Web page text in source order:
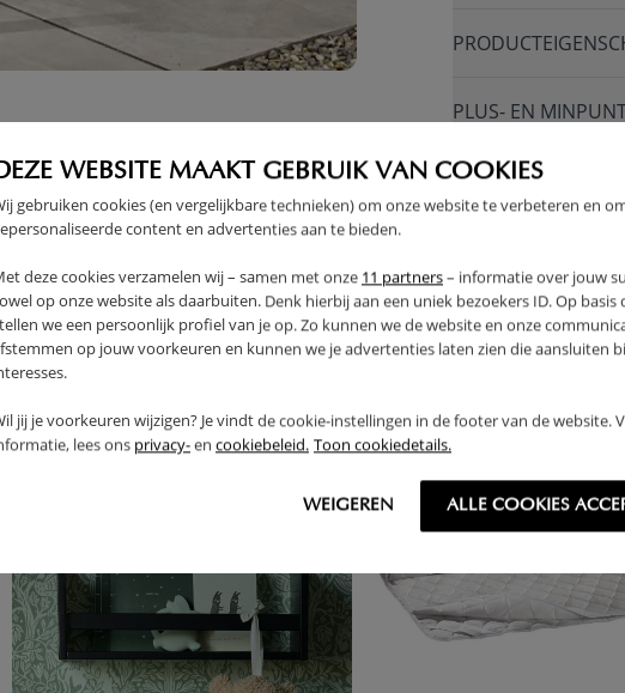
WEBSITE MAAKT GEBRUIK VAN COOKIES
gebruiken cookies (en vergelijkbare technieken) om onze website te verbeteren en
content en advertenties aan te bieden.
deze cookies verzamelen wij – samen met onze 11 partners– informatie over jouw
op onze website als daarbuiten. Denk hierbij aan een uniek bezoekers ID. Op basis
we een persoonlijk profiel van je op. Zo kunnen we de website en onze
op jouw voorkeuren en kunnen we je advertenties laten zien die aansluiten
jij je voorkeuren wijzigen? Je vindt de cookie-instellingen in de footer van de website.
lees ons privacy-en cookiebeleid. Toon cookiedetails.
WEIGEREN ALLE COOKIES
PLUS- EN
FAQ